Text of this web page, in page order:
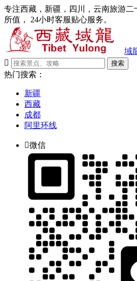
专注西藏，新疆，四川，云南旅游二
所值， 24小时客服贴心服务。
域

搜索
热门搜索：
新疆
西藏
成都
阿里环线
微信